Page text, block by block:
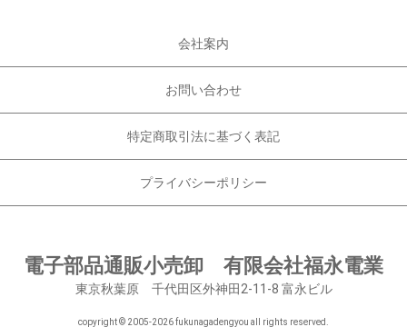
会社案内
お問い合わせ
特定商取引法に基づく表記
プライバシーポリシー
電子部品通販小売卸 有限会社福永電業
東京秋葉原 千代田区外神田2-11-8 富永ビル
copyright © 2005-2026 fukunagadengyou all rights reserved.